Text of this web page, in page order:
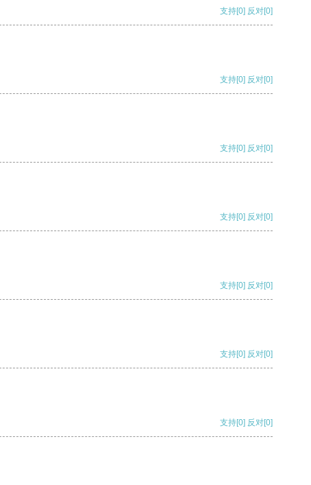
支持[0] 反对[0]
支持[0] 反对[0]
支持[0] 反对[0]
支持[0] 反对[0]
支持[0] 反对[0]
支持[0] 反对[0]
支持[0] 反对[0]